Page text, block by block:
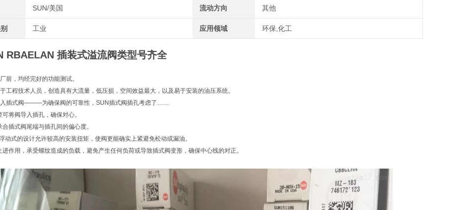
SUN/美国 流动方向 其他
工业 应用领域 环保,化工
RBAELAN 插装式溢流阀类型号齐全
前，均经完好的功能测试。
工程技术人员，创造具有大流量，低压损，空间效益最大，以及易于安装的油压系统。
入插式阀———为确保阀的可靠性，SUN插式阀插孔考虑了……
将阀导入插孔，确保对心。
插式阀尾端与插孔间的偏心度。
动式的设计允许较高的安装扭矩，使阀更能确实上紧避免松动或漏油。
作用，承受螺纹造成的负载，避免产生任何负荷或导致插式阀变形，确保中心线的对正。